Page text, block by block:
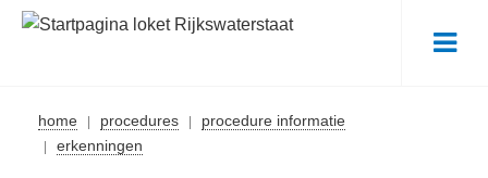
home procedures
procedure informatie
erkenningen